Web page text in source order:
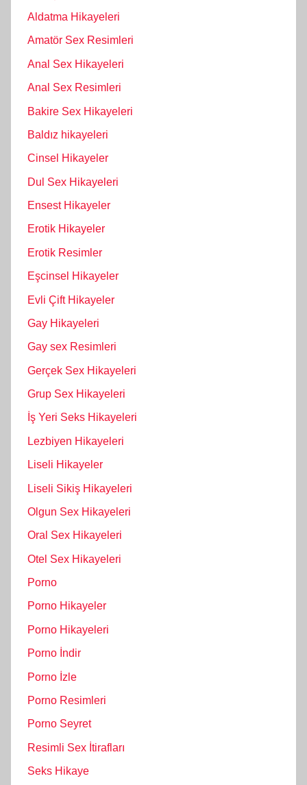
Aldatma Hikayeleri
Amatör Sex Resimleri
Anal Sex Hikayeleri
Anal Sex Resimleri
Bakire Sex Hikayeleri
Baldız hikayeleri
Cinsel Hikayeler
Dul Sex Hikayeleri
Ensest Hikayeler
Erotik Hikayeler
Erotik Resimler
Eşcinsel Hikayeler
Evli Çift Hikayeler
Gay Hikayeleri
Gay sex Resimleri
Gerçek Sex Hikayeleri
Grup Sex Hikayeleri
İş Yeri Seks Hikayeleri
Lezbiyen Hikayeleri
Liseli Hikayeler
Liseli Sikiş Hikayeleri
Olgun Sex Hikayeleri
Oral Sex Hikayeleri
Otel Sex Hikayeleri
Porno
Porno Hikayeler
Porno Hikayeleri
Porno İndir
Porno İzle
Porno Resimleri
Porno Seyret
Resimli Sex İtirafları
Seks Hikaye